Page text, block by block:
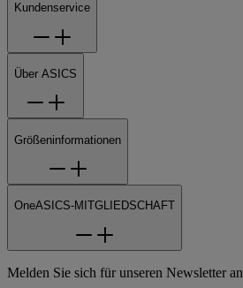
Kundenservice
Über ASICS
Größeninformationen
OneASICS-MITGLIEDSCHAFT
Melden Sie sich für unseren Newsletter an